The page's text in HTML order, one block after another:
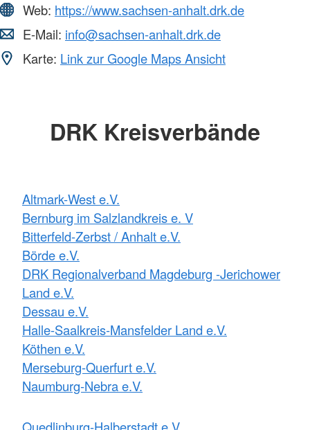
Web: https://www.sachsen-anhalt.drk.de
E-Mail: info@sachsen-anhalt.drk.de
Karte: Link zur Google Maps Ansicht
DRK Kreisverbände
Altmark-West e.V.
Bernburg im Salzlandkreis e. V
Bitterfeld-Zerbst / Anhalt e.V.
Börde e.V.
DRK Regionalverband Magdeburg -Jerichower
Land e.V.
Dessau e.V.
Halle-Saalkreis-Mansfelder Land e.V.
Köthen e.V.
Merseburg-Querfurt e.V.
Naumburg-Nebra e.V.